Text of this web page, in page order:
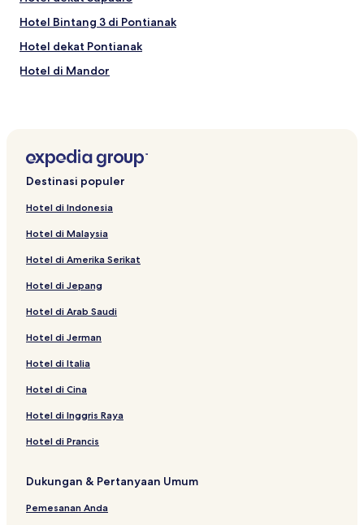
Hotel Bintang 3 di Pontianak
Hotel dekat Pontianak
Hotel di Mandor
Hotel dekat Taman Alun Kapuas
Hotel dengan Kolam Renang di Pontianak
Hotel dekat Vihara Bodhisatva Karaniya Metta
Hotel dekat Tugu Katulistiwa
Hotel dekat Masjid Abdurrahman
Hotel dengan Pusat Kebugaran di Pontianak
Hotel Keluarga di Pontianak
Hotel Bintang 2 di Pontianak
Hotel dekat Ayani Mega Mall
Hotel dekat Museum Provinsi Kalimantan Barat
Resor & Hotel dengan Spa di Pontianak
Hotel dekat Alun-Alun Kapuas
Hotel dekat Istana Kadriah
Hotel Bisnis di Pontianak
Destinasi populer
Hotel di Indonesia
Hotel di Malaysia
Hotel di Amerika Serikat
Hotel di Jepang
Hotel di Arab Saudi
Hotel di Jerman
Hotel di Italia
Hotel di Cina
Hotel di Inggris Raya
Hotel di Prancis
Dukungan & Pertanyaan Umum
Pemesanan Anda